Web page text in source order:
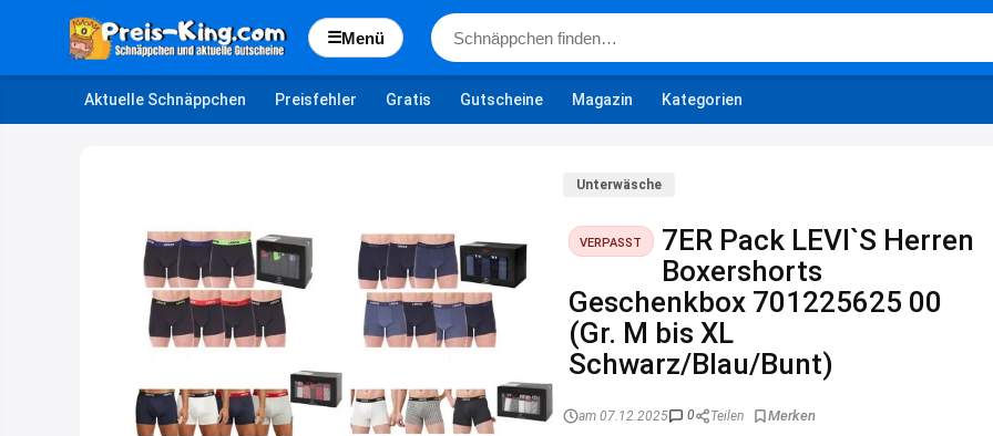
☰Menü
Aktuelle Schnäppchen Preisfehler Gratis Gutscheine Magazin Kategorien
Unterwäsche
VERPASST
7ER Pack LEVI`S Herren
Boxershorts
Geschenkbox 701225625 00
(Gr. M bis XL
Schwarz/Blau/Bunt)
am 07.12.2025 0 Teilen